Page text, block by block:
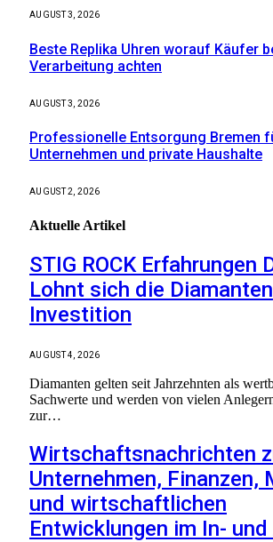
AUGUST 3, 2026
Beste Replika Uhren worauf Käufer
Verarbeitung achten
AUGUST 3, 2026
Professionelle Entsorgung Bremen
Unternehmen und private Haushalte
AUGUST 2, 2026
Aktuelle Artikel
STIG ROCK Erfahrungen
Lohnt sich die Diamanten
Investition
AUGUST 4, 2026
Diamanten gelten seit Jahrzehnten als
Sachwerte und werden von vielen
zur…
Wirtschaftsnachrichten
Unternehmen, Finanzen,
und wirtschaftlichen
Entwicklungen im In-